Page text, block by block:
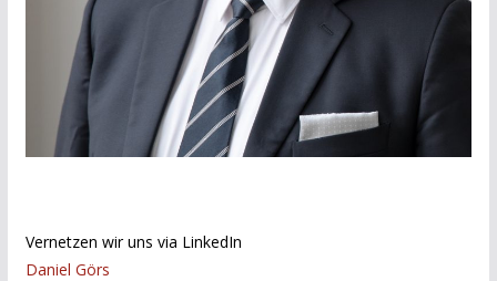
Vernetzen wir uns via LinkedIn
Daniel Görs